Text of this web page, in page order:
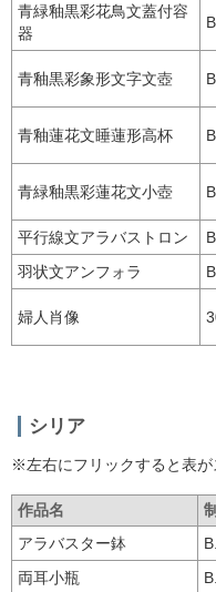
青緑釉黒彩花鳥文蓋付容
器
青釉黒彩象形文字文壺
青釉蓮花文睡蓮形高杯
青緑釉黒彩蓮花文小壺
平行線文アラバストロン
羽状文アンフォラ
婦人肖像
シリア
※左右にフリックすると表が
作品名
アラバスター鉢
両耳小瓶